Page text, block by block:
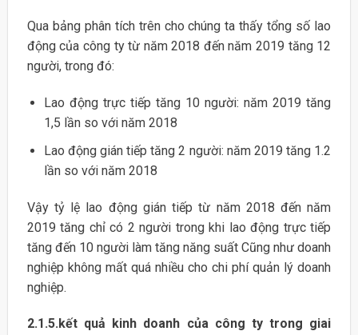
Qua bảng phân tích trên cho chúng ta thấy tổng số lao
động của công ty từ năm 2018 đến năm 2019 tăng 12
người, trong đó:
Lao động trực tiếp tăng 10 người: năm 2019 tăng
1,5 lần so với năm 2018
Lao động gián tiếp tăng 2 người: năm 2019 tăng 1.2
lần so với năm 2018
Vậy tỷ lệ lao động gián tiếp từ năm 2018 đến năm
2019 tăng chỉ có 2 người trong khi lao động trực tiếp
tăng đến 10 người làm tăng năng suất Cũng như doanh
nghiệp không mất quá nhiều cho chi phí quản lý doanh
nghiệp.
2.1.5.kết quả kinh doanh của công ty trong giai